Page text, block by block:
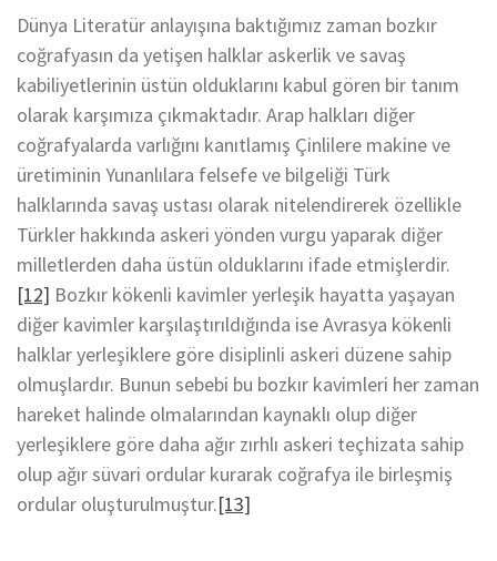
Dünya Literatür anlayışına baktığımız zaman bozkır
coğrafyasın da yetişen halklar askerlik ve savaş
kabiliyetlerinin üstün olduklarını kabul gören bir tanım
olarak karşımıza çıkmaktadır. Arap halkları diğer
coğrafyalarda varlığını kanıtlamış Çinlilere makine ve
üretiminin Yunanlılara felsefe ve bilgeliği Türk
halklarında savaş ustası olarak nitelendirerek özellikle
Türkler hakkında askeri yönden vurgu yaparak diğer
milletlerden daha üstün olduklarını ifade etmişlerdir.
[12] Bozkır kökenli kavimler yerleşik hayatta yaşayan
diğer kavimler karşılaştırıldığında ise Avrasya kökenli
halklar yerleşiklere göre disiplinli askeri düzene sahip
olmuşlardır. Bunun sebebi bu bozkır kavimleri her zaman
hareket halinde olmalarından kaynaklı olup diğer
yerleşiklere göre daha ağır zırhlı askeri teçhizata sahip
olup ağır süvari ordular kurarak coğrafya ile birleşmiş
ordular oluşturulmuştur.[13]